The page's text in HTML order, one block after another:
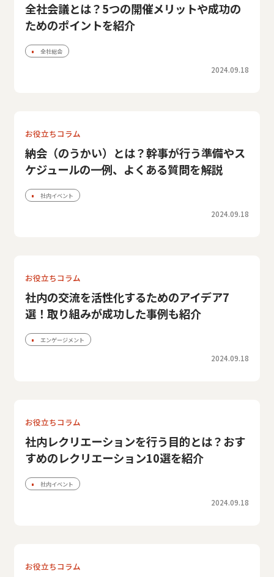
全社会議とは？5つの開催メリットや成功の
ためのポイントを紹介
全社総会
2024.09.18
お役立ちコラム
納会（のうかい）とは？幹事が行う準備やス
ケジュールの一例、よくある質問を解説
社内イベント
2024.09.18
お役立ちコラム
社内の交流を活性化するためのアイデア7
選！取り組みが成功した事例も紹介
エンゲージメント
2024.09.18
お役立ちコラム
社内レクリエーションを行う目的とは？おす
すめのレクリエーション10選を紹介
社内イベント
2024.09.18
お役立ちコラム